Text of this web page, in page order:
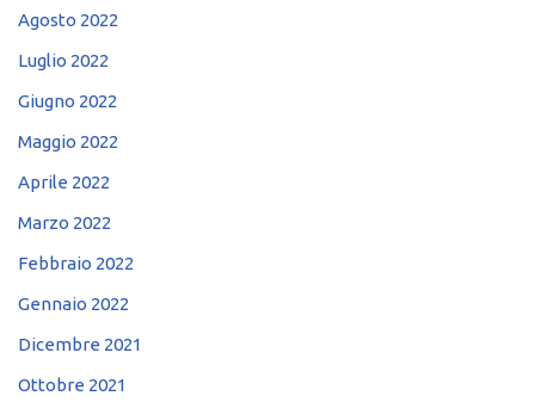
Agosto 2022
Luglio 2022
Giugno 2022
Maggio 2022
Aprile 2022
Marzo 2022
Febbraio 2022
Gennaio 2022
Dicembre 2021
Ottobre 2021